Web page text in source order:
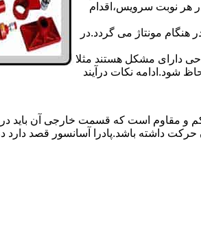
هر نوبت سرویس،اقدام
مونتاژ می گردد.در
دارای مشکل هستند مثلا
شود.ادامه نکات درآیند
و مقاوم است که قسمت خارجی آن باید
داشته باشد.پادرا آسانسور قصد